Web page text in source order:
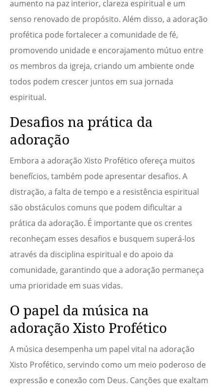
aumento na paz interior, clareza espiritual e um
senso renovado de propósito. Além disso, a adoração
profética pode fortalecer a comunidade de fé,
promovendo unidade e encorajamento mútuo entre
os membros da igreja, criando um ambiente onde
todos podem crescer juntos em sua jornada
espiritual.
Desafios na prática da
adoração
Embora a adoração Xisto Profético ofereça muitos
benefícios, também pode apresentar desafios. A
distração, a falta de tempo e a resistência espiritual
são obstáculos comuns que podem dificultar a
prática da adoração. É importante que os crentes
reconheçam esses desafios e busquem superá-los
através da disciplina espiritual e do apoio da
comunidade, garantindo que a adoração permaneça
uma prioridade em suas vidas.
O papel da música na
adoração Xisto Profético
A música desempenha um papel vital na adoração
Xisto Profético, servindo como um meio poderoso de
expressão e conexão com Deus. Canções que exaltam